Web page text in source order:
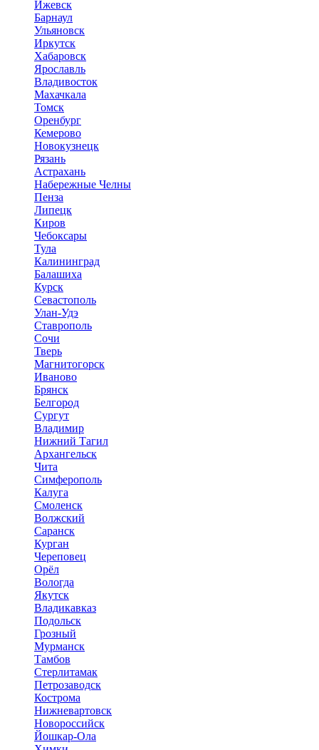
Ижевск
Барнаул
Ульяновск
Иркутск
Хабаровск
Ярославль
Владивосток
Махачкала
Томск
Оренбург
Кемерово
Новокузнецк
Рязань
Астрахань
Набережные Челны
Пенза
Липецк
Киров
Чебоксары
Тула
Калининград
Балашиха
Курск
Севастополь
Улан-Удэ
Ставрополь
Сочи
Тверь
Магнитогорск
Иваново
Брянск
Белгород
Сургут
Владимир
Нижний Тагил
Архангельск
Чита
Симферополь
Калуга
Смоленск
Волжский
Саранск
Курган
Череповец
Орёл
Вологда
Якутск
Владикавказ
Подольск
Грозный
Мурманск
Тамбов
Стерлитамак
Петрозаводск
Кострома
Нижневартовск
Новороссийск
Йошкар-Ола